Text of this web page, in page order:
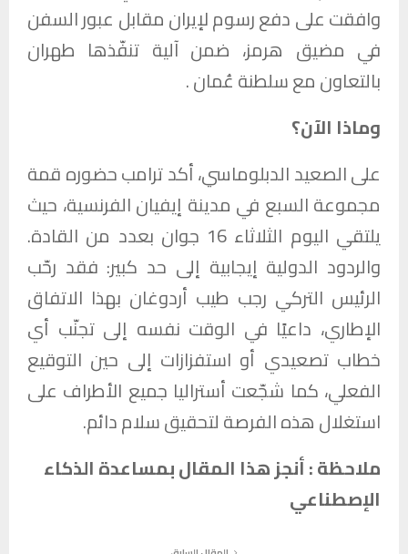
وافقت على دفع رسوم لإيران مقابل عبور السفن
في مضيق هرمز، ضمن آلية تنفّذها طهران
بالتعاون مع سلطنة عُمان .
وماذا الآن؟
على الصعيد الدبلوماسي، أكد ترامب حضوره قمة
مجموعة السبع في مدينة إيفيان الفرنسية، حيث
يلتقي اليوم الثلاثاء 16 جوان بعدد من القادة.
والردود الدولية إيجابية إلى حد كبير: فقد رحّب
الرئيس التركي رجب طيب أردوغان بهذا الاتفاق
الإطاري، داعيًا في الوقت نفسه إلى تجنّب أي
خطاب تصعيدي أو استفزازات إلى حين التوقيع
الفعلي، كما شجّعت أستراليا جميع الأطراف على
استغلال هذه الفرصة لتحقيق سلام دائم.
ملاحظة : أنجز هذا المقال بمساعدة الذكاء
الإصطناعي